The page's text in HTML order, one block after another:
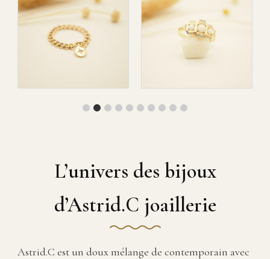
PANIER
PANIER
L’univers des bijoux
d’Astrid.C joaillerie
Astrid.C est un doux mélange de contemporain avec